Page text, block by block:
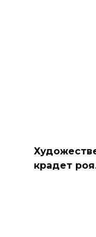
крадет